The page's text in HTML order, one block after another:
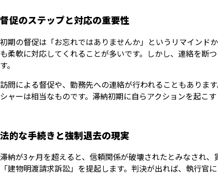
督促のステップと対応の重要性
初期の督促は「お忘れではありませんか」というリマインド
も柔軟に対応してくれることが多いです。しかし、連絡を断
す。
訪問による督促や、勤務先への連絡が行われることもありま
シャーは相当なものです。滞納初期に自らアクションを起こ
法的な手続きと強制退去の現実
滞納が3ヶ月を超えると、信頼関係が破壊されたとみなされ
「建物明渡請求訴訟」を提起します。判決が出れば、執行官